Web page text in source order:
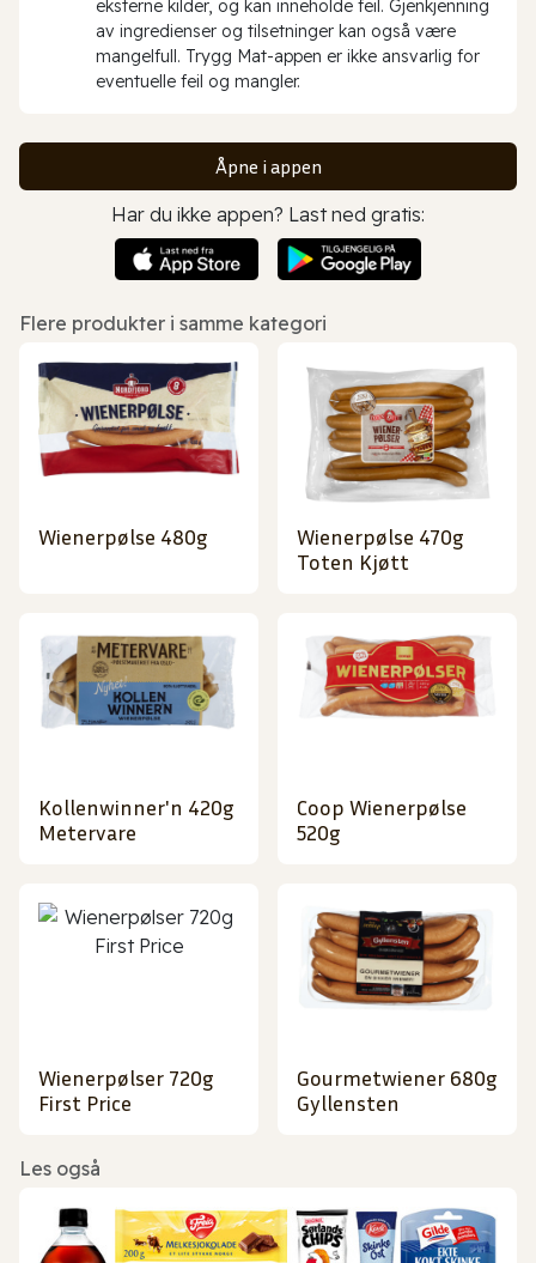
eksterne kilder, og kan inneholde feil. Gjenkjenning
av ingredienser og tilsetninger kan også være
mangelfull. Trygg Mat-appen er ikke ansvarlig for
eventuelle feil og mangler.
Åpne i appen
Har du ikke appen? Last ned gratis:
Flere produkter i samme kategori
Wienerpølse 480g
Wienerpølse 470g
Toten Kjøtt
Kollenwinner'n 420g
Metervare
Coop Wienerpølse
520g
Wienerpølser 720g
First Price
Gourmetwiener 680g
Gyllensten
Les også